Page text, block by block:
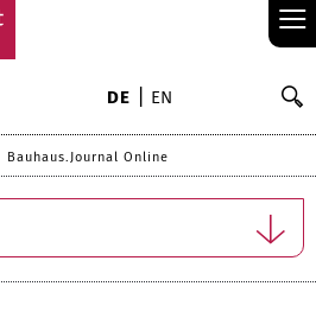
≡
DE EN
Bauhaus.Journal Online